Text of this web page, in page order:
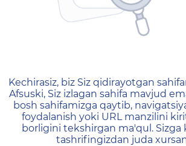
404 — Страница
Kechirasiz, biz Siz qidirayotgan
Afsuski, Siz izlagan sahifa mavjud
bosh sahifamizga qaytib,
foydalanish yoki URL manzilini
borligini tekshirgan ma'qul. Sizga
tashrifingizdan juda